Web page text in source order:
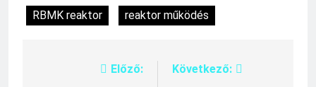
RBMK reaktor
reaktor működés
BejegyzésElőző:
Következő: